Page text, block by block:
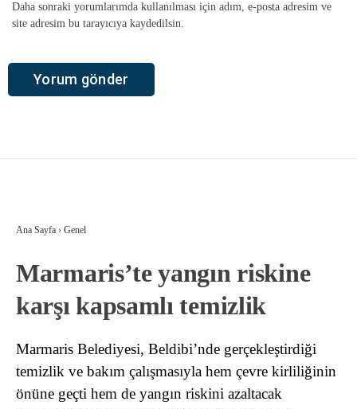
Daha sonraki yorumlarımda kullanılması için adım, e-posta adresim ve
site adresim bu tarayıcıya kaydedilsin.
Ana Sayfa › Genel
Marmaris’te yangın riskine
karşı kapsamlı temizlik
Marmaris Belediyesi, Beldibi’nde gerçekleştirdiği
temizlik ve bakım çalışmasıyla hem çevre kirliliğinin
önüne geçti hem de yangın riskini azaltacak